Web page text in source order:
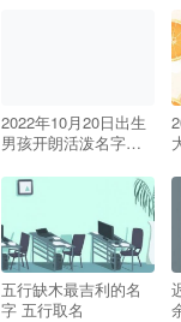
2022年10月20日出生
男孩开朗活泼名字精
五行缺木最吉利的名
字 五行取名